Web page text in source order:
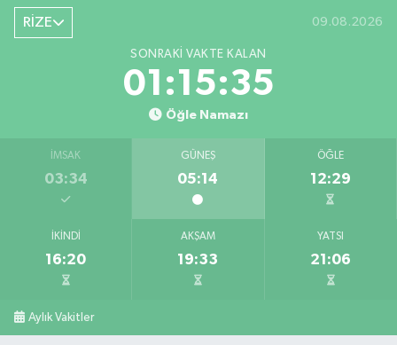
RİZE 09.08.2026
SONRAKI VAKTE KALAN
01:15:35
Öğle Namazı
İMSAK
03:34
GÜNEŞ
05:14
ÖĞLE
12:29
İKINDI
16:20
AKŞAM
19:33
YATSI
21:06
Aylık Vakitler